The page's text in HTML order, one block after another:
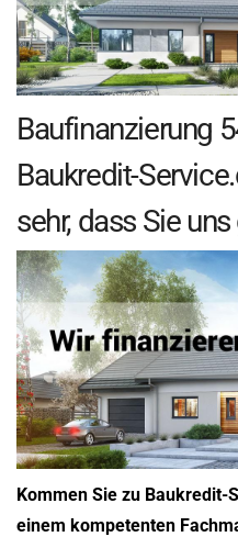
Baufinanzierung
Baukredit-
sehr, dass Sie
Kommen Sie zu Baukredit-
einem kompetenten